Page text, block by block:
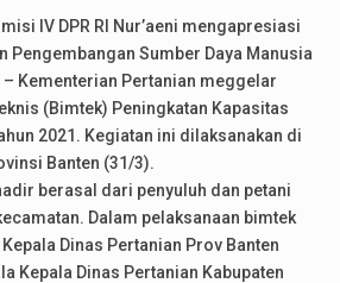
IV DPR RI Nur’aeni mengapresiasi
Pengembangan Sumber Daya Manusia
– Kementerian Pertanian meggelar
(Bimtek) Peningkatan Kapasitas
2021. Kegiatan ini dilaksanakan di
Banten (31/3).
berasal dari penyuluh dan petani
Dalam pelaksanaan bimtek
Dinas Pertanian Prov Banten
Kepala Dinas Pertanian Kabupaten